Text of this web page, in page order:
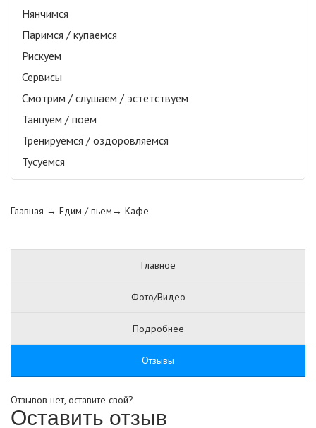
Нянчимся
Паримся / купаемся
Рискуем
Сервисы
Смотрим / слушаем / эстетствуем
Танцуем / поем
Тренируемся / оздоровляемся
Тусуемся
Главная → Едим / пьем→ Кафе
Главное
Фото/Видео
Подробнее
Отзывы
Отзывов нет, оставите свой?
Оставить отзыв